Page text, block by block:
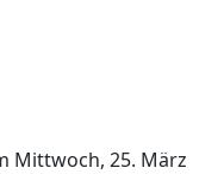
Mittwoch, 25. März